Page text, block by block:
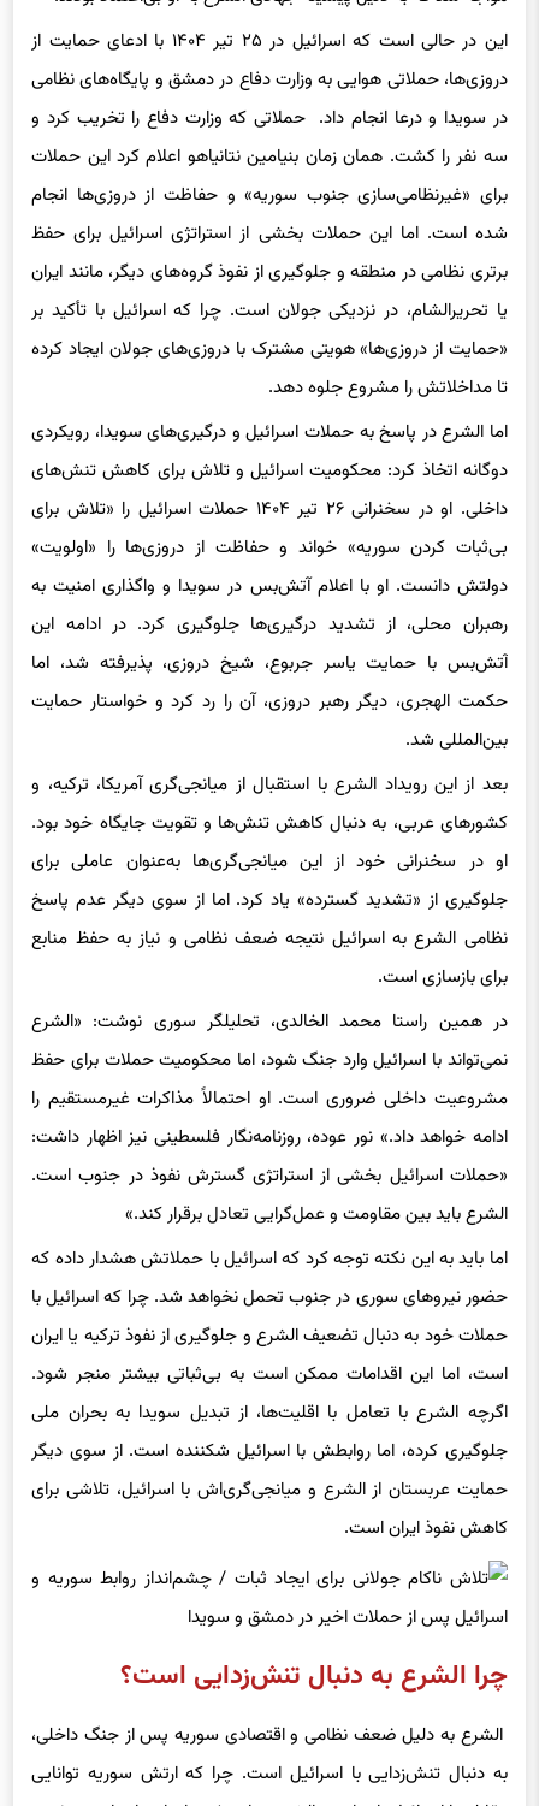
این در حالی است که اسرائیل در ۲۵ تیر ۱۴۰۴ با ادعای حمایت از
دروزی‌ها، حملاتی هوایی به وزارت دفاع در دمشق و پایگاه‌های نظامی
در سویدا و درعا انجام داد. حملاتی که وزارت دفاع را تخریب کرد و
سه نفر را کشت. همان زمان بنیامین نتانیاهو اعلام کرد این حملات
برای «غیرنظامی‌سازی جنوب سوریه» و حفاظت از دروزی‌ها انجام
شده است. اما این حملات بخشی از استراتژی اسرائیل برای حفظ
برتری نظامی در منطقه و جلوگیری از نفوذ گروه‌های دیگر، مانند ایران
یا تحریرالشام، در نزدیکی جولان است. چرا که اسرائیل با تأکید بر
«حمایت از دروزی‌ها» هویتی مشترک با دروزی‌های جولان ایجاد کرده
تا مداخلاتش را مشروع جلوه دهد.
اما الشرع در پاسخ به حملات اسرائیل و درگیری‌های سویدا، رویکردی
دوگانه اتخاذ کرد: محکومیت اسرائیل و تلاش برای کاهش تنش‌های
داخلی. او در سخنرانی ۲۶ تیر ۱۴۰۴ حملات اسرائیل را «تلاش برای
بی‌ثبات کردن سوریه» خواند و حفاظت از دروزی‌ها را «اولویت»
دولتش دانست. او با اعلام آتش‌بس در سویدا و واگذاری امنیت به
رهبران محلی، از تشدید درگیری‌ها جلوگیری کرد. در ادامه این
آتش‌بس با حمایت یاسر جربوع، شیخ دروزی، پذیرفته شد، اما
حکمت الهجری، دیگر رهبر دروزی، آن را رد کرد و خواستار حمایت
بین‌المللی شد.
بعد از این رویداد الشرع با استقبال از میانجی‌گری آمریکا، ترکیه، و
کشورهای عربی، به دنبال کاهش تنش‌ها و تقویت جایگاه خود بود.
او در سخنرانی خود از این میانجی‌گری‌ها به‌عنوان عاملی برای
جلوگیری از «تشدید گسترده» یاد کرد. اما از سوی دیگر عدم پاسخ
نظامی الشرع به اسرائیل نتیجه ضعف نظامی و نیاز به حفظ منابع
برای بازسازی است.
در همین راستا محمد الخالدی، تحلیلگر سوری نوشت: «الشرع
نمی‌تواند با اسرائیل وارد جنگ شود، اما محکومیت حملات برای حفظ
مشروعیت داخلی ضروری است. او احتمالاً مذاکرات غیرمستقیم را
ادامه خواهد داد.» نور عوده، روزنامه‌نگار فلسطینی نیز اظهار داشت:
«حملات اسرائیل بخشی از استراتژی گسترش نفوذ در جنوب است.
الشرع باید بین مقاومت و عمل‌گرایی تعادل برقرار کند.»
اما باید به این نکته توجه کرد که اسرائیل با حملاتش هشدار داده که
حضور نیروهای سوری در جنوب تحمل نخواهد شد. چرا که اسرائیل با
حملات خود به دنبال تضعیف الشرع و جلوگیری از نفوذ ترکیه یا ایران
است، اما این اقدامات ممکن است به بی‌ثباتی بیشتر منجر شود.
اگرچه الشرع با تعامل با اقلیت‌ها، از تبدیل سویدا به بحران ملی
جلوگیری کرده، اما روابطش با اسرائیل شکننده است. از سوی دیگر
حمایت عربستان از الشرع و میانجی‌گری‌اش با اسرائیل، تلاشی برای
کاهش نفوذ ایران است.
چرا الشرع به دنبال تنش‌زدایی است؟
الشرع به دلیل ضعف نظامی و اقتصادی سوریه پس از جنگ داخلی،
به دنبال تنش‌زدایی با اسرائیل است. چرا که ارتش سوریه توانایی